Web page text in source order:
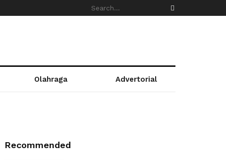
Olahraga Advertorial
Recommended